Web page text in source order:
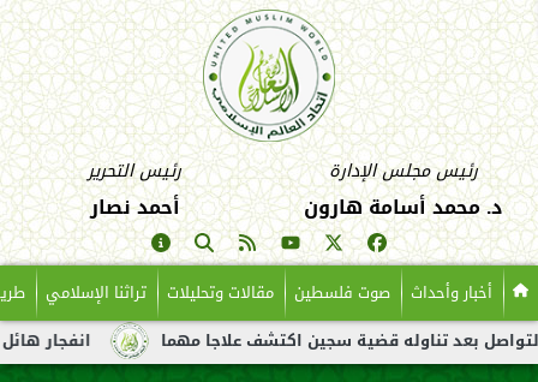
رئيس مجلس الإدارة
د. محمد أسامة هارون
رئيس التحرير
أحمد نصار
أخبار وأحداث صوت فلسطين مقالات وتحليلات تراثنا الإسلامي
انفجار هائل لناقلة تناوله قضية سجين اكتشف علاجا مهما